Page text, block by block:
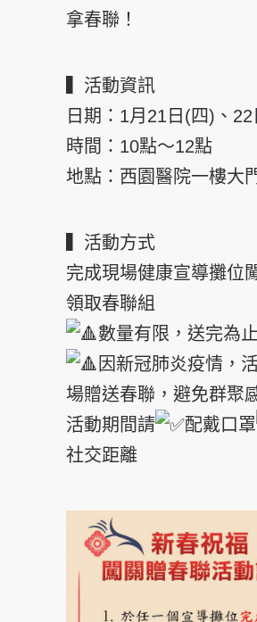
拿春聯！
▍活動資訊
日期：1月21日(四)、
時間：10點～12點
地點：西園醫院一樓大
▍活動方式
完成現場健康宣導攤位
領取春聯組
數量有限，送完為止
因新冠肺炎疫情，
場贈送春聯，避免群聚
活動期間請
配戴口罩
社交距離